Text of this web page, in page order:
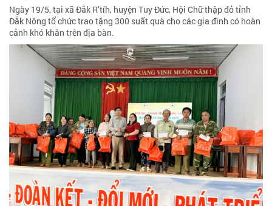
Ngày 19/5, tại xã Đắk R’tíh, huyện Tuy Đức, Hội Chữ thập đỏ tỉnh
Đắk Nông tổ chức trao tặng 300 suất quà cho các gia đình có hoàn
cảnh khó khăn trên địa bàn.